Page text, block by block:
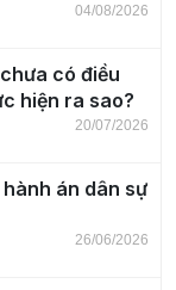
04/08/2026
có điều
hiện ra sao?
20/07/2026
án dân sự
26/06/2026